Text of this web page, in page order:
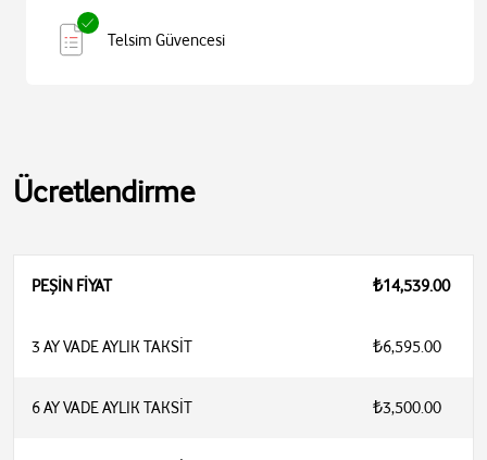
Telsim Güvencesi
Ücretlendirme
PEŞİN FİYAT ₺14,539.00
3 AY VADE AYLIK TAKSİT ₺6,595.00
6 AY VADE AYLIK TAKSİT ₺3,500.00